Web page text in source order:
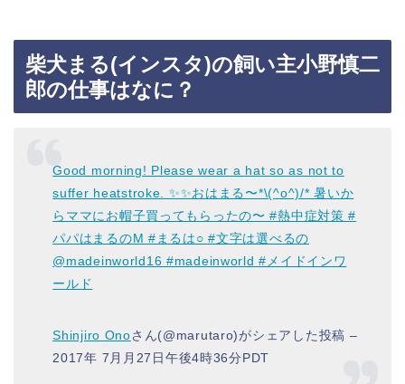
柴犬まる(インスタ)の飼い主小野慎二
郎の仕事はなに？
Good morning! Please wear a hat so as not to
suffer heatstroke. ✨✨おはまる〜*\(^o^)/* 暑いか
らママにお帽子買ってもらったの〜 #熱中症対策 #
パパはまるのM #まるは○ #文字は選べるの
@madeinworld16 #madeinworld #メイドインワ
ールド
Shinjiro Onoさん(@marutaro)がシェアした投稿 –
2017年 7月月27日午後4時36分PDT